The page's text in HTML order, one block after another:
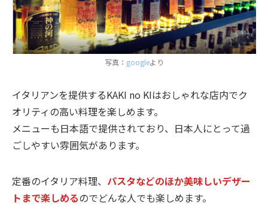
写真： googleより
イタリアンを提供するKAKI no KIはおしゃれな店内でク
オリティの高い料理を楽しめます。
メニューも日本語で提供されており、日本人にとって過
ごしやすい雰囲気があります。
定番のイタリア料理、 パスタなどのほか美味しいデザー
トまで楽しめるのでどんな人でも楽しめます。